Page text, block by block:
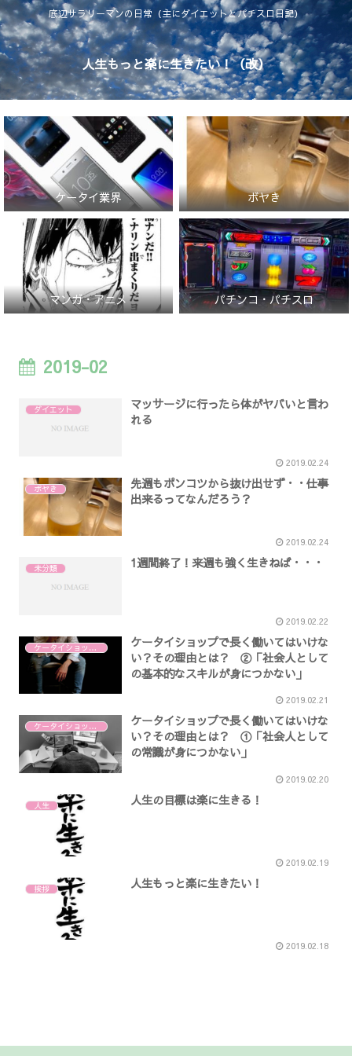
底辺サラリーマンの日常（主にダイエットとパチスロ日記）
人生もっと楽に生きたい！（改）
ケータイ業界 ボヤき
マンガ・アニメ パチンコ・パチスロ
2019-02
ダイエット
マッサージに行ったら体がヤバいと言わ
れる
2019.02.24
ボヤき
先週もポンコツから抜け出せず・・仕事
出来るってなんだろう？
2019.02.24
未分類 1週間終了！来週も強く生きねば・・・
2019.02.22
ケータイショップで働いてはいけない
ケータイショップで長く働いてはいけな
い？その理由とは？ ②「社会人として
の基本的なスキルが身につかない」
2019.02.21
ケータイショップで働いてはいけない
ケータイショップで長く働いてはいけな
い？その理由とは？ ①「社会人として
の常識が身につかない」
2019.02.20
人生 人生の目標は楽に生きる！
2019.02.19
挨拶 人生もっと楽に生きたい！
2019.02.18